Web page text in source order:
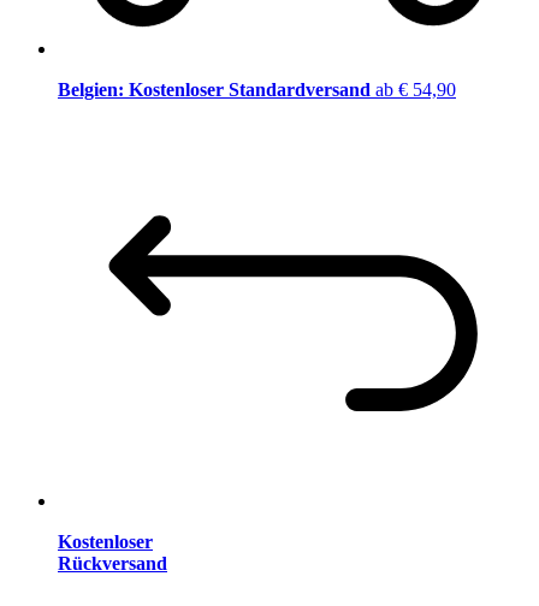
Belgien: Kostenloser Standardversand ab € 54,90
Kostenloser
Rückversand